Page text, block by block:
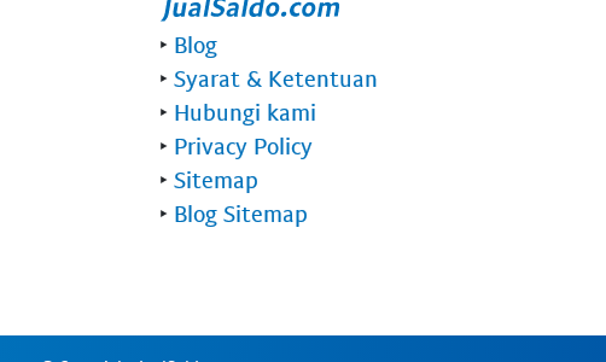
‣ Blog
‣ Syarat & Ketentuan
‣ Hubungi kami
‣ Privacy Policy
‣ Sitemap
‣ Blog Sitemap